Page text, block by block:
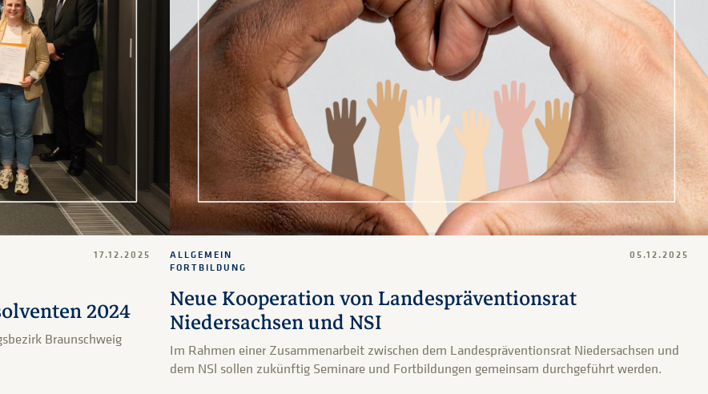
2024
17.12.2025
Braunschweig
Neue Kooperation von Landespräventionsrat
Niedersachsen und NSI
ALLGEMEIN
FORTBILDUNG
05.12.2025
Im Rahmen einer Zusammenarbeit zwischen dem Landespräventionsrat Niedersachsen und
dem NSl sollen zukünftig Seminare und Fortbildungen gemeinsam durchgeführt werden.